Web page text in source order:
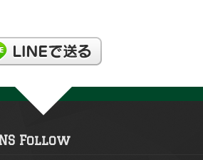
Follow